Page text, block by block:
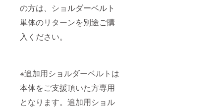
の方は、ショルダーベルト
単体のリターンを別途ご購
入ください。
※追加用ショルダーベルトは
本体をご支援頂いた方専用
となります。追加用ショル